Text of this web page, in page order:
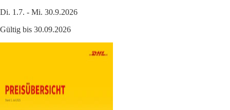
Di. 1.7. - Mi. 30.9.2026
Gültig bis 30.09.2026